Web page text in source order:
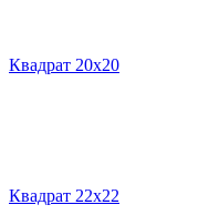
Квадрат 20х20
Квадрат 22х22